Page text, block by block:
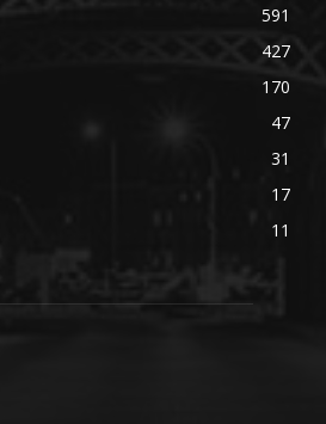
591
427
170
47
31
17
11